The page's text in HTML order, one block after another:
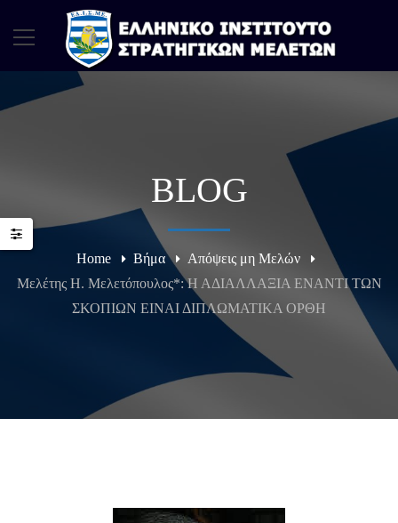
BLOG
Home Βήμα
Απόψεις μη Μελών
Μελέτης Η. Μελετόπουλος*: Η ΑΔΙΑΛΛΑΞΙΑ ΕΝΑΝΤΙ ΤΩΝ
ΣΚΟΠΙΩΝ ΕΙΝΑΙ ΔΙΠΛΩΜΑΤΙΚΑ ΟΡΘΗ